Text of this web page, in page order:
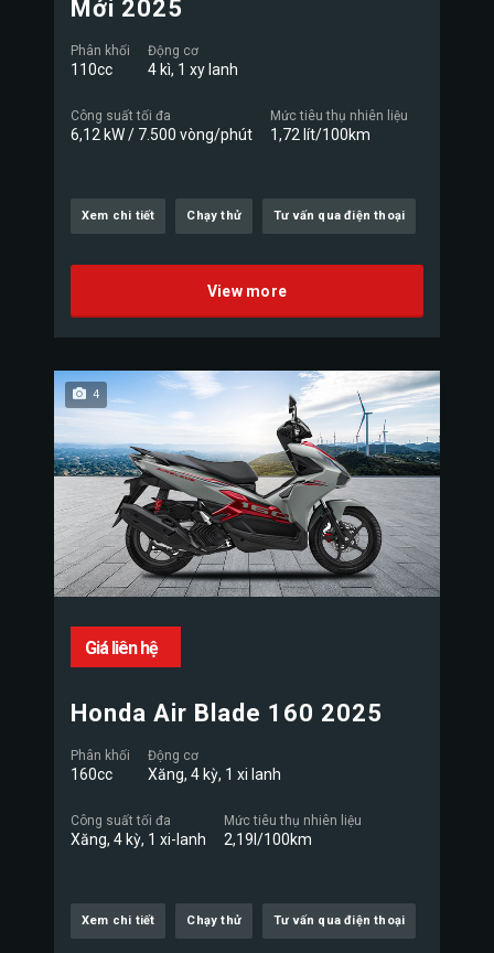
Mới 2025
Phân khối
110cc
Động cơ
4 kì, 1 xy lanh
Công suất tối đa
6,12 kW / 7.500 vòng/phút
Mức tiêu thụ nhiên liệu
1,72 lít/100km
Xem chi tiết Chạy thử Tư vấn qua điện thoại
View more
4
Giá liên hệ
Honda Air Blade 160 2025
Phân khối
160cc
Động cơ
Xăng, 4 kỳ, 1 xi lanh
Công suất tối đa
Xăng, 4 kỳ, 1 xi-lanh
Mức tiêu thụ nhiên liệu
2,19l/100km
Xem chi tiết Chạy thử Tư vấn qua điện thoại